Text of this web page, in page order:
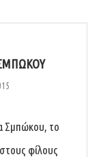
Σμπώκου, το
φίλους